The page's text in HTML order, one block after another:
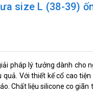
size L (38-39)
pháp lý tưởng dành cho
Với thiết kế cổ cao
Chất liệu silicone co